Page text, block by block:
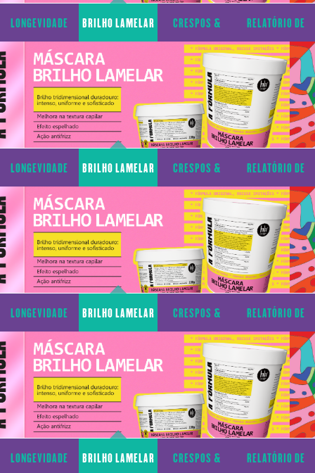
LONGEVIDADE
CAPILAR
BRILHO LAMELAR CRESPOS &
CACHOS
RELATÓRIO DE
TRANSPARÊNCIA
CAPILAR CACHOS
RELATÓRIO DE
TRANSPARÊNCIA
CAPILAR CACHOS
RELATÓRIO DE
TRANSPARÊNCIA
RELATÓRIO DE